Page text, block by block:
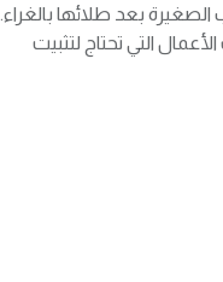
بعد طلائها بالغراء.
التي تحتاج لتثبيت